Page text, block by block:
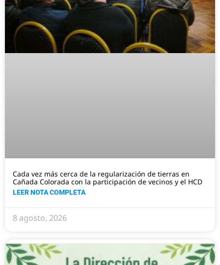
Cada vez más cerca de la regularización de tierras en
Cañada Colorada con la participación de vecinos y el HCD
LEER NOTA COMPLETA
8 agosto, 2026